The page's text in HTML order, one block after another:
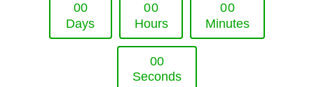
00
Days
00
Hours
00
Minutes
00
Seconds